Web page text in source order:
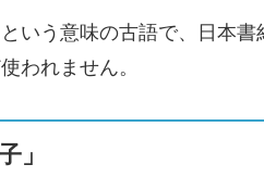
いう意味の古語で、日本
われません。
」